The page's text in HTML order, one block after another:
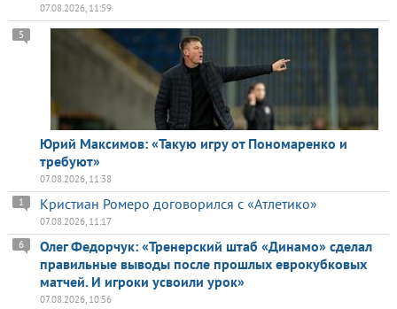
07.08.2026, 11:59
Юрий Максимов: «Такую игру от Пономаренко и
требуют»
5
07.08.2026, 11:38
Кристиан Ромеро договорился с «Атлетико»
1
07.08.2026, 11:17
Олег Федорчук: «Тренерский штаб «Динамо» сделал
правильные выводы после прошлых еврокубковых
матчей. И игроки усвоили урок»
6
07.08.2026, 10:56